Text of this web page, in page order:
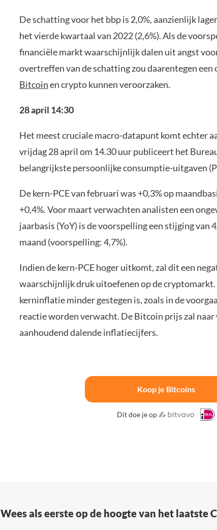
De schatting voor het bbp is 2,0%, aanzienlijk
het vierde kwartaal van 2022 (2,6%). Als de
financiële markt waarschijnlijk dalen uit angst
overtreffen van de schatting zou daarentegen
Bitcoinen crypto kunnen veroorzaken.
28 april 14:30
Het meest cruciale macro-datapunt komt echter
vrijdag 28 april om 14.30 uur publiceert het
belangrijkste persoonlijke consumptie-uitgaven
De kern-PCE van februari was +0,3% op
+0,4%. Voor maart verwachten analisten een
jaarbasis (YoY) is de voorspelling een stijging van
maand (voorspelling: 4,7%).
Indien de kern-PCE hoger uitkomt, zal dit een
waarschijnlijk druk uitoefenen op de cryptomarkt.
kerninflatie minder gestegen is, zoals in de
reactie worden verwacht. De Bitcoin prijs zal
aanhoudend dalende inflatiecijfers.
Koop je Bitcoins
Dit doe je op
Wees als eerste op de hoogte van het laatste